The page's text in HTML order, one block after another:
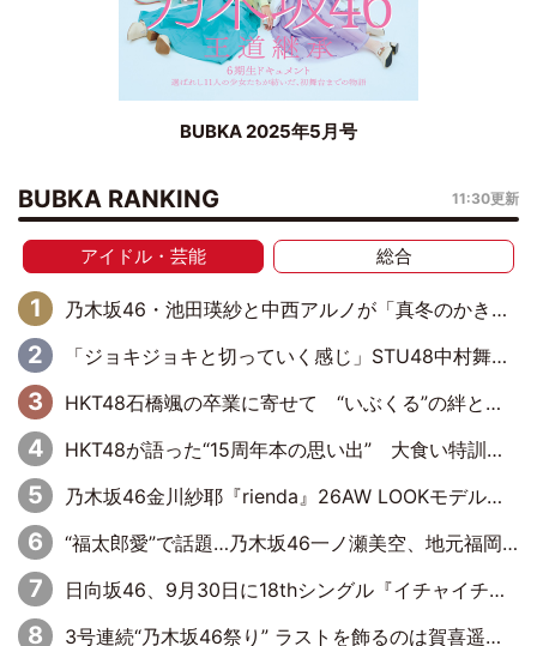
BUBKA 2025年5月号
BUBKA RANKING 11:30更新
アイドル・芸能 総合
乃木坂46・池田瑛紗と中西アルノが「真冬のかき氷」騒動で火花散らす！ 因縁の裏にあるのは、逆境をともに“凌”ぐ似た者同士の絆
「ジョキジョキと切っていく感じ」STU48中村舞、新しい挑戦は自らの手で
HKT48石橋颯の卒業に寄せて “いぶくる”の絆と後輩・龍頭綺音の決意
HKT48が語った“15周年本の思い出” 大食い特訓・守護霊企画・制服グラビア…盛りだくさんの裏話
乃木坂46金川紗耶『rienda』26AW LOOKモデルに就任
“福太郎愛”で話題…乃木坂46一ノ瀬美空、地元福岡『めんべい25周年トップサポーター』に就任
日向坂46、9月30日に18thシングル『イチャイチャ虫』の発売決定！ フォーメーションは『日向坂で会いましょう』にて発表
3号連続“乃木坂46祭り” ラストを飾るのは賀喜遥香…5年ぶりの登場に「5年分大人になった私を見ていただけたら」